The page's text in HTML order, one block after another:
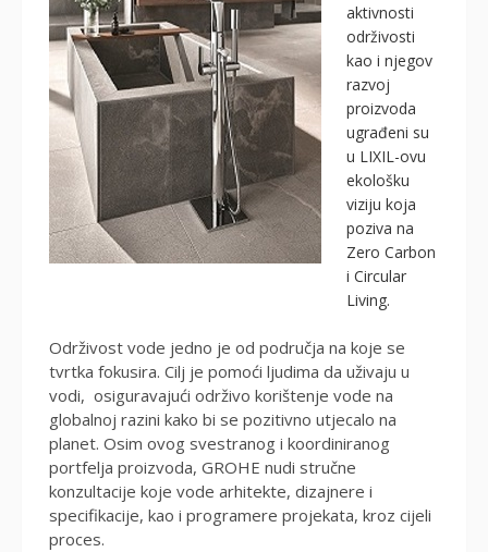
aktivnosti
održivosti
kao i njegov
razvoj
proizvoda
ugrađeni su
u LIXIL-ovu
ekološku
viziju koja
poziva na
Zero Carbon
i Circular
Living.
Održivost vode jedno je od područja na koje se
tvrtka fokusira. Cilj je pomoći ljudima da uživaju u
vodi, osiguravajući održivo korištenje vode na
globalnoj razini kako bi se pozitivno utjecalo na
planet. Osim ovog svestranog i koordiniranog
portfelja proizvoda, GROHE nudi stručne
konzultacije koje vode arhitekte, dizajnere i
specifikacije, kao i programere projekata, kroz cijeli
proces.